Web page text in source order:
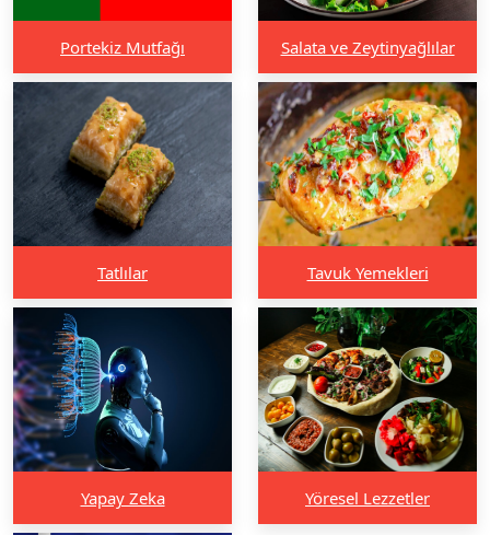
Portekiz Mutfağı Salata ve Zeytinyağlılar
Tatlılar Tavuk Yemekleri
Yapay Zeka Yöresel Lezzetler